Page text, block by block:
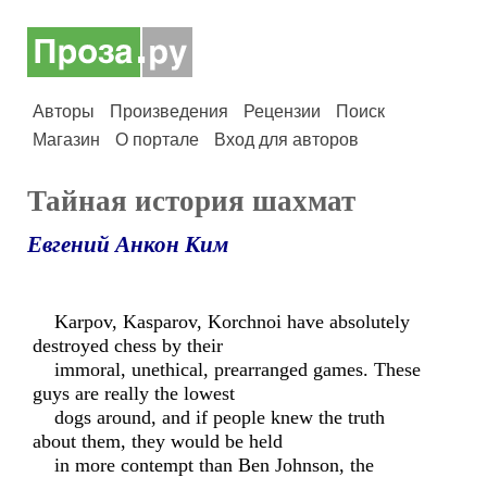
Авторы Произведения Рецензии
Поиск
Магазин
О портале Вход для авторов
Тайная история шахмат
Евгений Анкон Ким
Karpov, Kasparov, Korchnoi have absolutely
destroyed chess by their
immoral, unethical, prearranged games. These
guys are really the lowest
dogs around, and if people knew the truth
about them, they would be held
in more contempt than Ben Johnson, the